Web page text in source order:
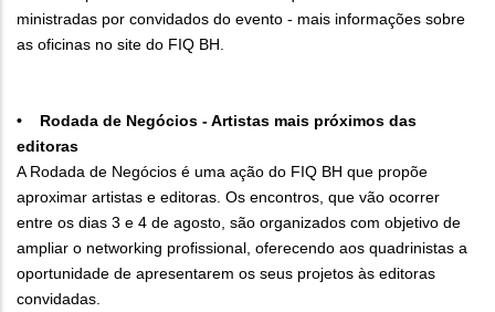
ministradas por convidados do evento - mais informações sobre
as oficinas no site do FIQ BH.
• Rodada de Negócios - Artistas mais próximos das
editoras
A Rodada de Negócios é uma ação do FIQ BH que propõe
aproximar artistas e editoras. Os encontros, que vão ocorrer
entre os dias 3 e 4 de agosto, são organizados com objetivo de
ampliar o networking profissional, oferecendo aos quadrinistas a
oportunidade de apresentarem os seus projetos às editoras
convidadas.